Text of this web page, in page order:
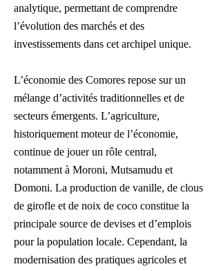
analytique, permettant de comprendre
l’évolution des marchés et des
investissements dans cet archipel unique.
L’économie des Comores repose sur un
mélange d’activités traditionnelles et de
secteurs émergents. L’agriculture,
historiquement moteur de l’économie,
continue de jouer un rôle central,
notamment à Moroni, Mutsamudu et
Domoni. La production de vanille, de clous
de girofle et de noix de coco constitue la
principale source de devises et d’emplois
pour la population locale. Cependant, la
modernisation des pratiques agricoles et